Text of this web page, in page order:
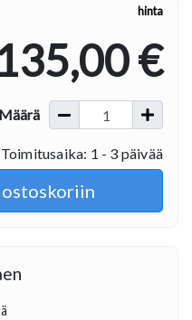
hinta
€
Määrä
Toimitusaika: 1 - 3 päivää
ostoskoriin